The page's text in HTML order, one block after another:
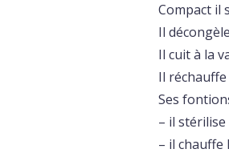
Compact il
Il
Il cuit à la
Il réchauffe
Ses
– il
– il chauffe